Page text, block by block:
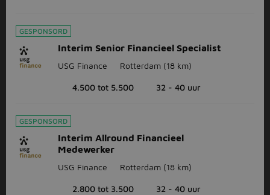
GESPONSORD
Interim Senior Financieel Specialist
USG Finance Rotterdam (18 km)
4.500 tot 5.500 32 - 40 uur
GESPONSORD
Interim Allround Financieel
Medewerker
USG Finance Rotterdam (18 km)
2.800 tot 3.500 32 - 40 uur